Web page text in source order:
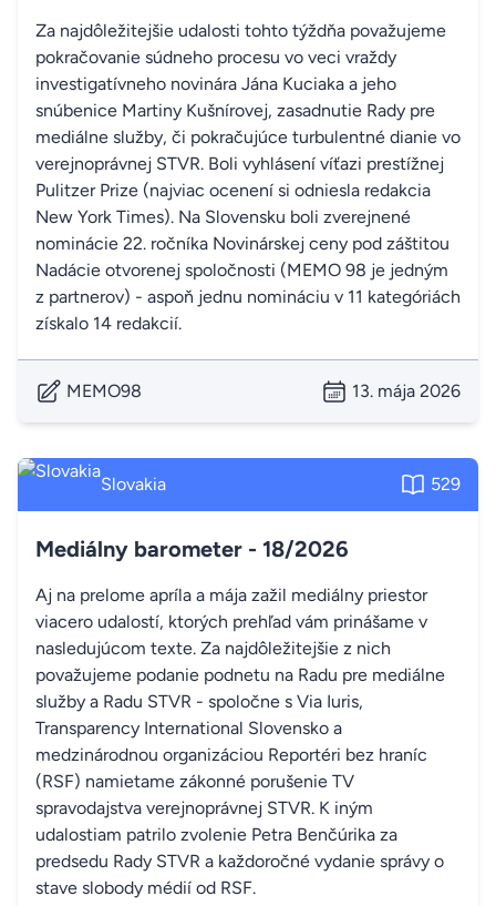
Za najdôležitejšie udalosti tohto týždňa považujeme
pokračovanie súdneho procesu vo veci vraždy
investigatívneho novinára Jána Kuciaka a jeho
snúbenice Martiny Kušnírovej, zasadnutie Rady pre
mediálne služby, či pokračujúce turbulentné dianie vo
verejnoprávnej STVR. Boli vyhlásení víťazi prestížnej
Pulitzer Prize (najviac ocenení si odniesla redakcia
New York Times). Na Slovensku boli zverejnené
nominácie 22. ročníka Novinárskej ceny pod záštitou
Nadácie otvorenej spoločnosti (MEMO 98 je jedným
z partnerov) - aspoň jednu nomináciu v 11 kategóriách
získalo 14 redakcií.
MEMO98 13. mája 2026
Slovakia 529
Mediálny barometer - 18/2026
Aj na prelome apríla a mája zažil mediálny priestor
viacero udalostí, ktorých prehľad vám prinášame v
nasledujúcom texte. Za najdôležitejšie z nich
považujeme podanie podnetu na Radu pre mediálne
služby a Radu STVR - spoločne s Via Iuris,
Transparency International Slovensko a
medzinárodnou organizáciou Reportéri bez hraníc
(RSF) namietame zákonné porušenie TV
spravodajstva verejnoprávnej STVR. K iným
udalostiam patrilo zvolenie Petra Benčúrika za
predsedu Rady STVR a každoročné vydanie správy o
stave slobody médií od RSF.